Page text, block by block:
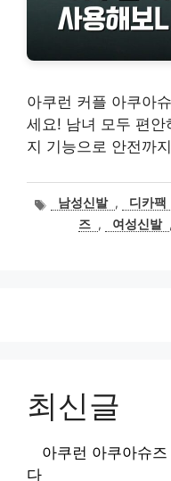
아쿠런 커플 아쿠아
세요! 남녀 모두 편
지 기능으로 안전까
태남성신발 , 디카팩
즈 , 여성신발 ,
최신글
아쿠런 아쿠아슈
다